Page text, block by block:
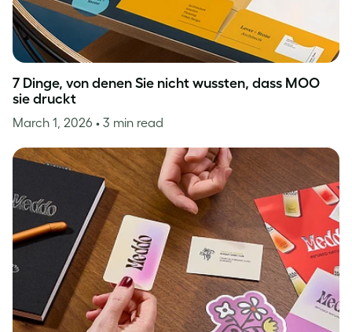
7 Dinge, von denen Sie nicht wussten, dass MOO
sie druckt
March 1, 2026 • 3 min read